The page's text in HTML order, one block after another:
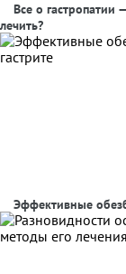
Все о гастропатии
лечить?
Эффективные